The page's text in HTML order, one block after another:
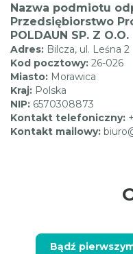
Nazwa podmiotu
Przedsiębiorstwo
POLDAUN SP. Z O.O.
Adres: Bilcza, ul. Leśna 2
Kod pocztowy: 26-026
Miasto: Morawica
Kraj: Polska
NIP: 6570308873
Kontakt telefoniczny:
Kontakt mailowy:
Bądź